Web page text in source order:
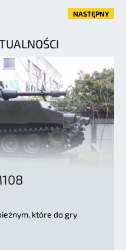
NASTĘPNY
które do gry